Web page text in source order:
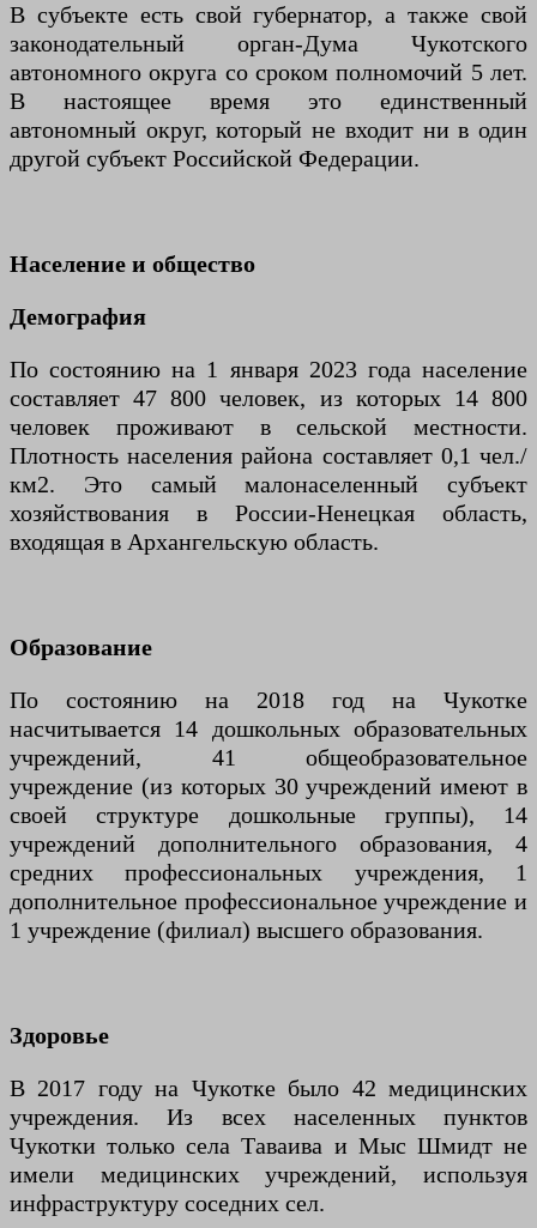
В субъекте есть свой губернатор, а также свой
законодательный орган-Дума Чукотского
автономного округа со сроком полномочий 5 лет.
В настоящее время это единственный
автономный округ, который не входит ни в один
другой субъект Российской Федерации.
Население и общество
Демография
По состоянию на 1 января 2023 года население
составляет 47 800 человек, из которых 14 800
человек проживают в сельской местности.
Плотность населения района составляет 0,1 чел./
км2. Это самый малонаселенный субъект
хозяйствования в России-Ненецкая область,
входящая в Архангельскую область.
Образование
По состоянию на 2018 год на Чукотке
насчитывается 14 дошкольных образовательных
учреждений, 41 общеобразовательное
учреждение (из которых 30 учреждений имеют в
своей структуре дошкольные группы), 14
учреждений дополнительного образования, 4
средних профессиональных учреждения, 1
дополнительное профессиональное учреждение и
1 учреждение (филиал) высшего образования.
Здоровье
В 2017 году на Чукотке было 42 медицинских
учреждения. Из всех населенных пунктов
Чукотки только села Таваива и Мыс Шмидт не
имели медицинских учреждений, используя
инфраструктуру соседних сел.